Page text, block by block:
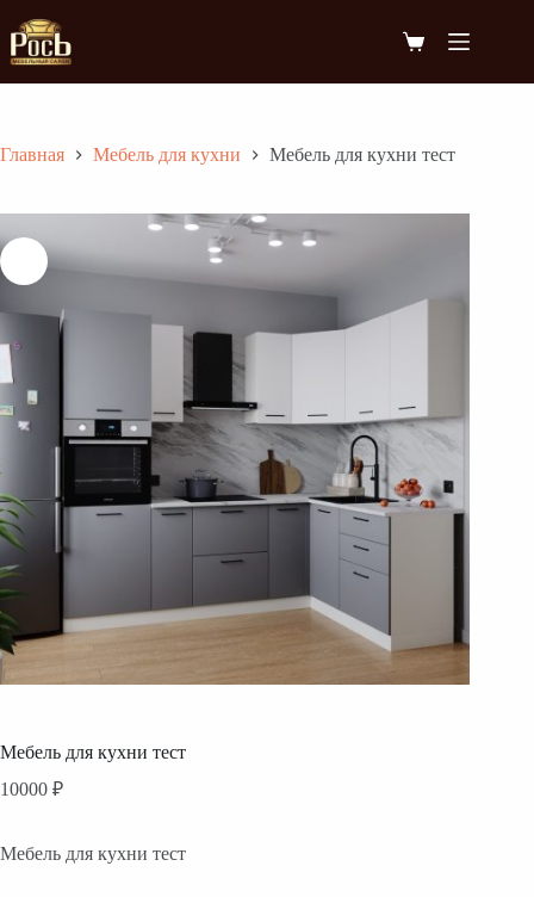
сути
Корзина
Главная Мебель для кухни Мебель для кухни тест
Мебель для кухни тест
10000 ₽
Мебель для кухни тест